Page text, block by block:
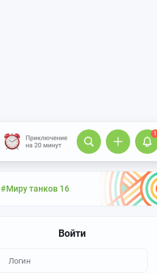
1
#Миру танков 16
Войти